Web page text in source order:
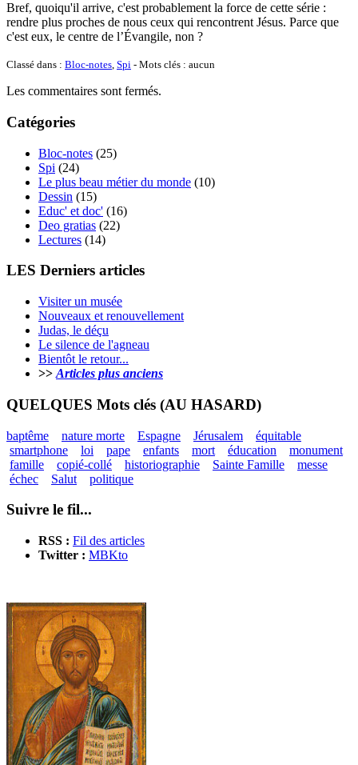
Bref, quoiqu'il arrive, c'est probablement la force de cette série :
rendre plus proches de nous ceux qui rencontrent Jésus. Parce que
c'est eux, le centre de l’Évangile, non ?
Classé dans : Bloc-notes, Spi - Mots clés : aucun
Les commentaires sont fermés.
Catégories
Bloc-notes (25)
Spi (24)
Le plus beau métier du monde (10)
Dessin (15)
Educ' et doc' (16)
Deo gratias (22)
Lectures (14)
LES Derniers articles
Visiter un musée
Nouveaux et renouvellement
Judas, le déçu
Le silence de l'agneau
Bientôt le retour...
>> Articles plus anciens
QUELQUES Mots clés (AU HASARD)
baptême nature morte Espagne Jérusalem
équitable
smartphone
loi pape enfants mort éducation
monument
famille
copié-collé historiographie Sainte Famille
messe
échec
Salut politique
Suivre le fil...
RSS : Fil des articles
Twitter : MBKto